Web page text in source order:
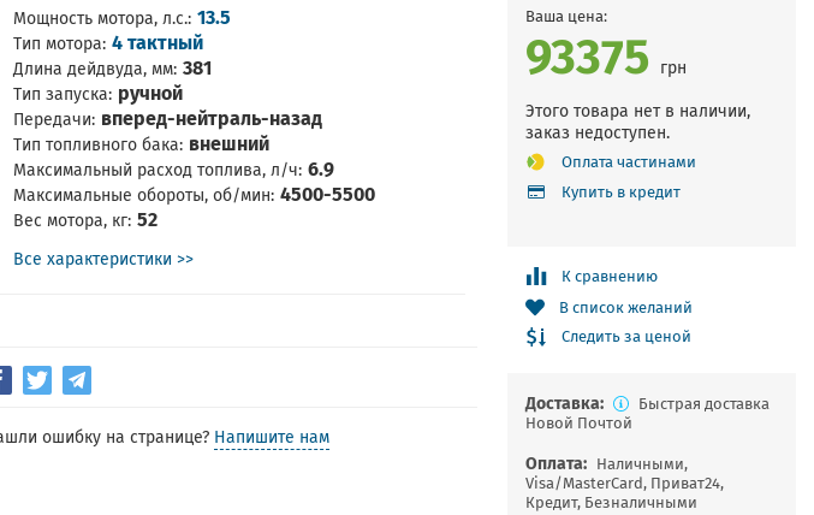
Мощность мотора, л.с. 13.5
Тип мотора 4 тактный
Длина дейдвуда, мм 381
Тип запуска ручной
Передачи вперед-нейтраль-назад
Тип топливного бака внешний
Максимальный расход топлива, л/ч 6.9
Максимальные обороты, об/мин 4500-5500
Вес мотора, кг 52
Все характеристики >>
ошибку на странице? Напишите нам
Ваша цена:
93375 грн
Этого товара нет в наличии,
заказ недоступен.
Оплата частинами
Купить в кредит
К сравнению
В список желаний
Следить за ценой
Доставка:
Быстрая доставка
Новой Почтой
Оплата: Наличными,
Visa/MasterCard, Приват24,
Кредит, Безналичными